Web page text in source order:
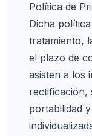
Política de
Dicha
tratamiento,
el plazo de
asisten a los
rectificación,
portabilidad